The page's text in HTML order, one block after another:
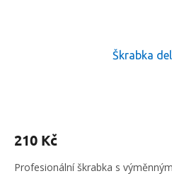
Škrabka
210 Kč
Profesionální škrabka s